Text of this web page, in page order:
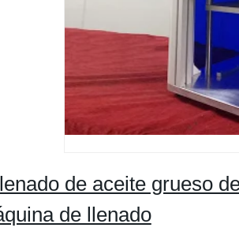
de aceite grueso
de llenado